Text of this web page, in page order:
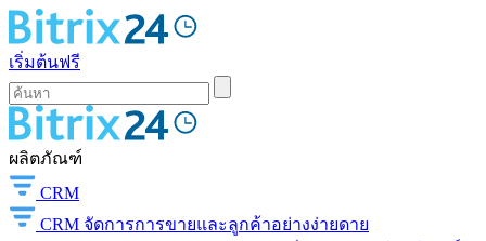
เริ่มต้นฟรี
ผลิตภัณฑ์
CRM
CRM จัดการการขายและลูกค้าอย่างง่ายดาย